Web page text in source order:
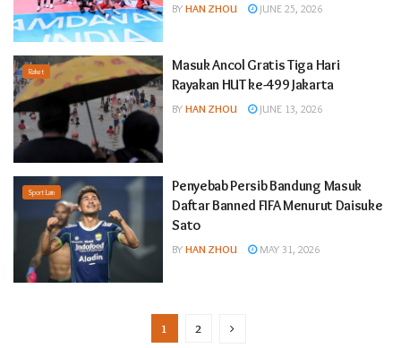
BY HAN ZHOU JUNE 25, 2026
Raket
Masuk Ancol Gratis Tiga Hari
Rayakan HUT ke-499 Jakarta
BY HAN ZHOU JUNE 13, 2026
Sport Lain
Penyebab Persib Bandung Masuk
Daftar Banned FIFA Menurut Daisuke
Sato
BY HAN ZHOU MAY 31, 2026
1 2